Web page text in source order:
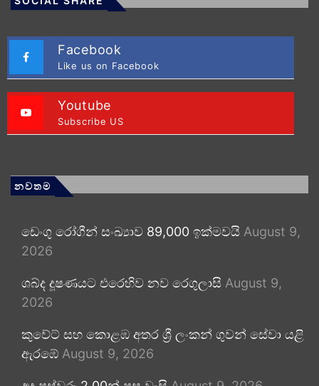
Facebook
Like us on Facebook
Youtube
Subscribe US
නවතම
ඩෙංගු රෝගීන් සංඛ්‍යාව 89,000 ඉක්මවයි August 9,
2026
ශබ්ද දූෂණයට එරෙහිව නව රෙගුලාසි August 9,
2026
කුවේට් සහ කොළඹ අතර ශ්‍රී ලංකන් ගුවන් සේවා යළි
ඇරඹේ August 9, 2026